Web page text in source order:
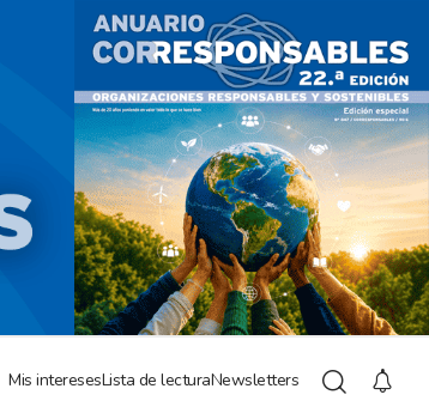
Mis interesesLista de lecturaNewsletters